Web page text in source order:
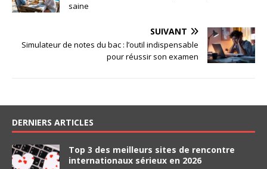
saine
SUIVANT
Simulateur de notes du bac : l’outil indispensable
pour réussir son examen
DERNIERS ARTICLES
Top 3 des meilleurs sites de rencontre
internationaux sérieux en 2026